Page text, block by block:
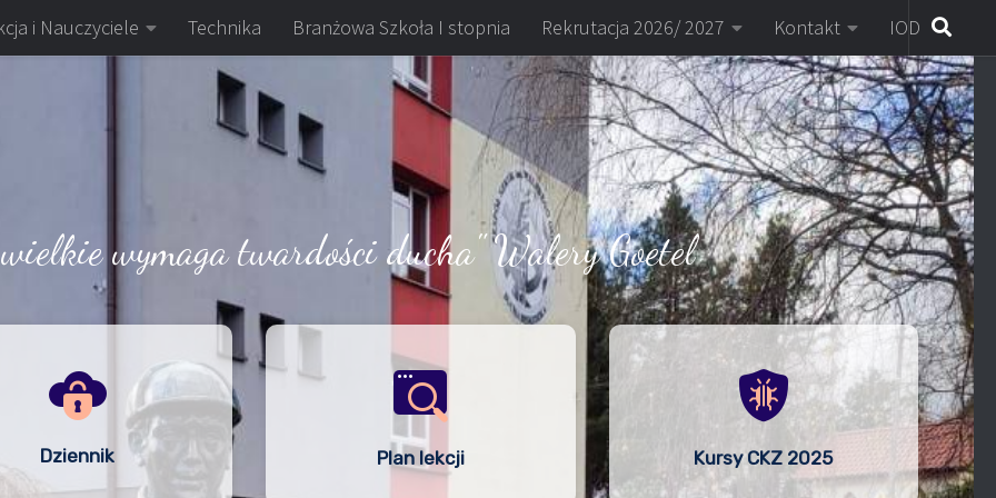
i Nauczyciele Technika Branżowa Szkoła I stopnia Rekrutacja 2026/ 2027 Kontakt IOD
wymaga twardości ducha" Walery Goetel
Dziennik Plan lekcji Kursy CKZ 2025